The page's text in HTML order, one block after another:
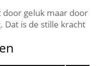
door geluk maar door
is de stille kracht